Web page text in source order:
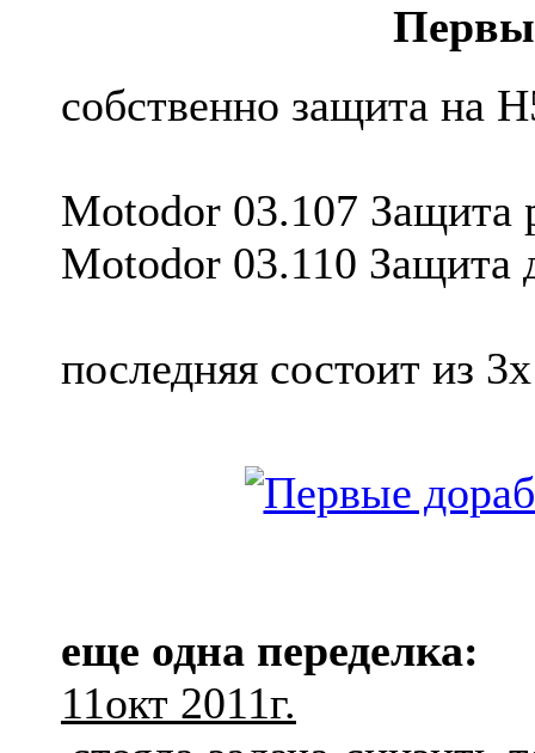
собственно защита на
Motodor 03.107 Защита
Motodor 03.110 Защита
последняя состоит из
еще одна переделка:
11окт 2011г.